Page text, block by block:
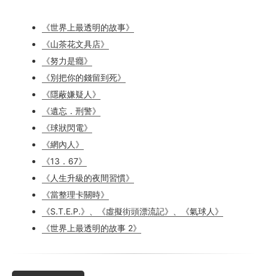
《世界上最透明的故事》
《山茶花文具店》
《努力是癮》
《別把你的錢留到死》
《隱蔽嫌疑人》
《遺忘．刑警》
《球狀閃電》
《網內人》
《13．67》
《人生升級的夜間習慣》
《當整理卡關時》
《S.T.E.P.》、《虛擬街頭漂流記》、《氣球人》
《世界上最透明的故事 2》